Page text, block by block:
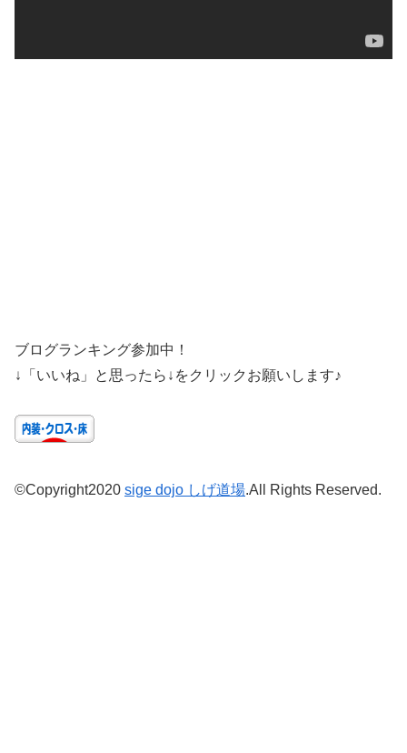
ブログランキング参加中！
↓「いいね」と思ったら↓をクリックお願いします♪
©Copyright2020 sige dojo しげ道場.All Rights Reserved.